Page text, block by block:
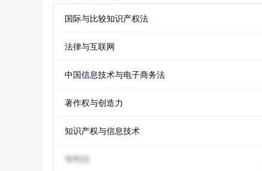
国际与比较知识产权法
法律与互联网
中国信息技术与电子商务法
著作权与创造力
知识产权与信息技术
专利法